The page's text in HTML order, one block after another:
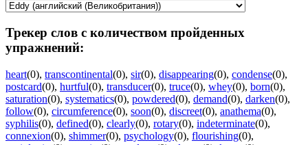
Трекер слов с количеством пройденных
упражнений:
heart(0), transcontinental(0), sir(0), disappearing(0), condense(0),
postcard(0), hurtful(0), transducer(0), truce(0), whey(0), born(0),
saturation(0), systematics(0), powdered(0), demand(0), darken(0),
follow(0), circumference(0), soon(0), discreet(0), anathema(0),
syphilis(0), defined(0), clearly(0), rotary(0), indeterminate(0),
connexion(0), shimmer(0), psychology(0), flourishing(0),